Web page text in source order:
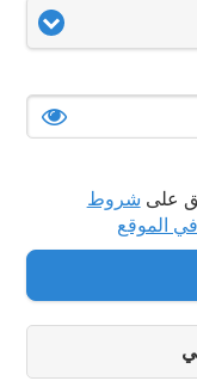
على شروط
الموقع
to